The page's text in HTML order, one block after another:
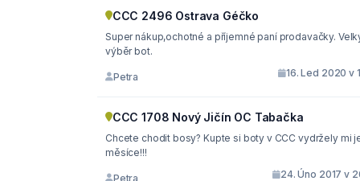
CCC 2496 Ostrava Géčko
Super nákup,ochotné a příjemné paní prodavačky.
výběr bot.
Petra 16. Led 2020 v
CCC 1708 Nový Jičín OC Tabačka
Chcete chodit bosy? Kupte si boty v CCC vydržely mi
měsíce!!!
Petra 24. Úno 2017 v